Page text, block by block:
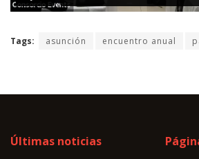
Tags: asunción encuentro anual
Últimas noticias